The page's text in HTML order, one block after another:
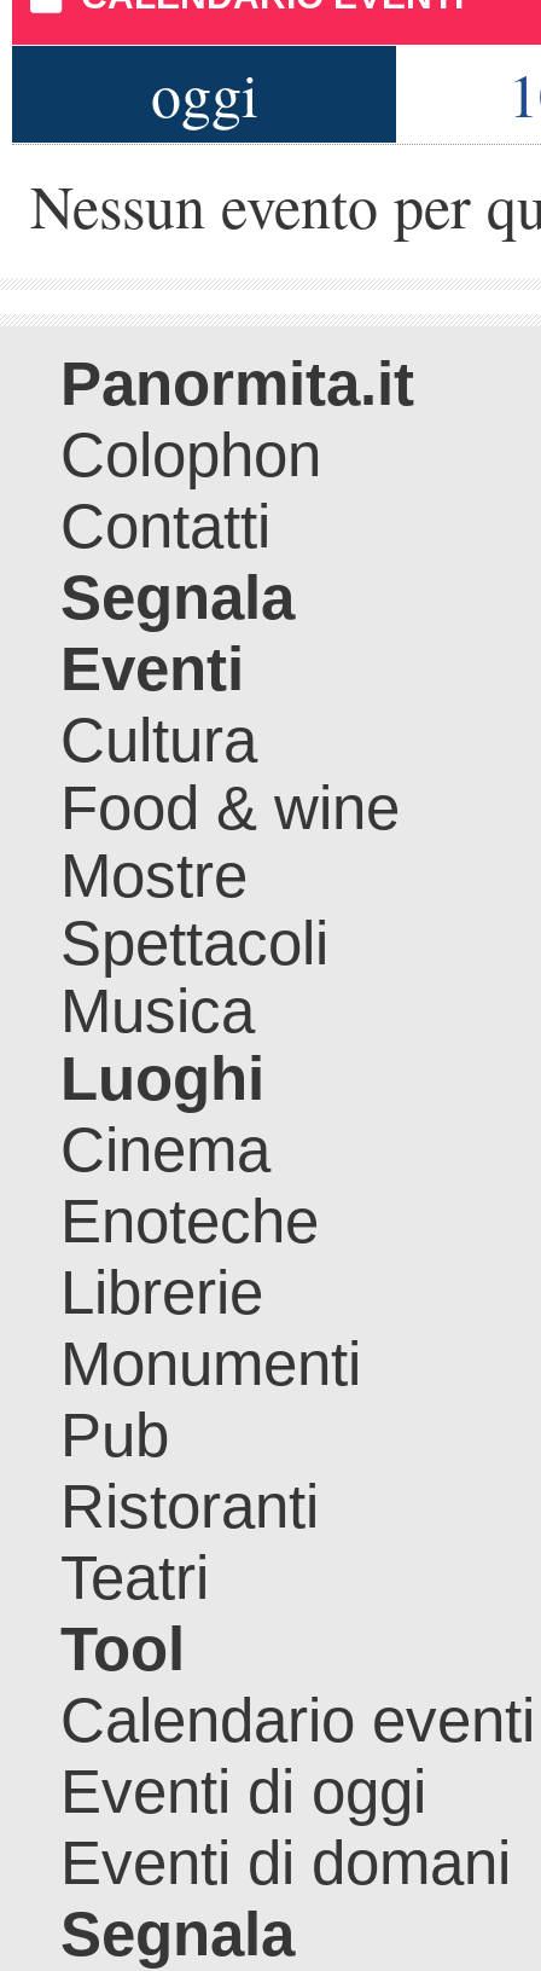
oggi
Nessun evento per
Panormita.it
Colophon
Contatti
Segnala
Eventi
Cultura
Food & wine
Mostre
Spettacoli
Musica
Luoghi
Cinema
Enoteche
Librerie
Monumenti
Pub
Ristoranti
Teatri
Tool
Calendario eventi
Eventi di oggi
Eventi di domani
Segnala